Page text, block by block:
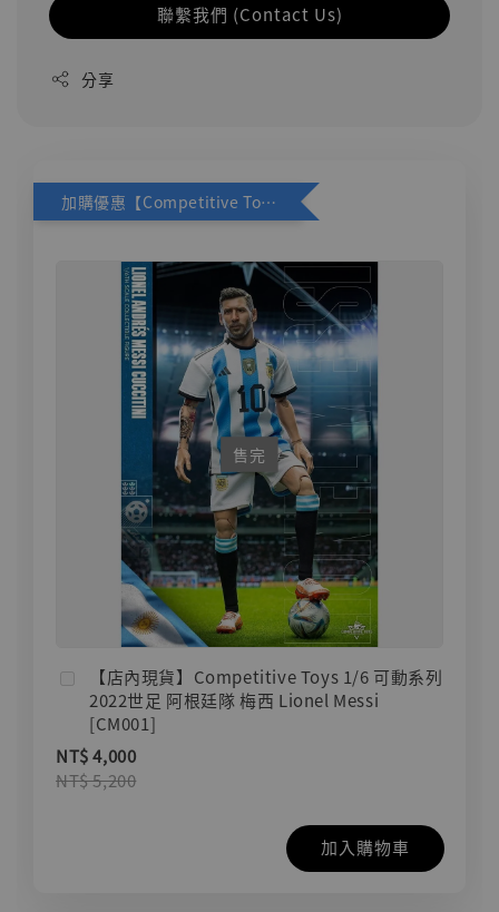
聯繫我們 (Contact Us)
分享
加購優惠【Competitive Toys 梅西 [CM001]】
售完
【店內現貨】Competitive Toys 1/6 可動系列
2022世足 阿根廷隊 梅西 Lionel Messi
[CM001]
NT$ 4,000
NT$ 5,200
加入購物車